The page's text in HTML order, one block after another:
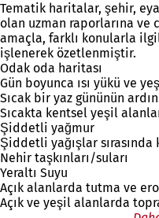
Tematik haritalar, şehir,
olan uzman raporlarına ve
amaçla, farklı konularla
işlenerek özetlenmiştir.
Odak oda haritası
Gün boyunca ısı yükü ve
Sıcak bir yaz gününün
Sıcakta kentsel yeşil
Şiddetli yağmur
Şiddetli yağışlar
Nehir taşkınları/suları
Yeraltı Suyu
Açık alanlarda tutma ve
Açık ve yeşil alanlarda